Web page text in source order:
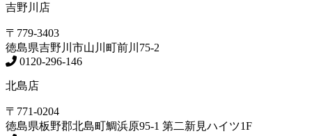
吉野川店
〒779-3403
徳島県吉野川市山川町前川75-2
0120-296-146
北島店
〒771-0204
徳島県板野郡北島町鯛浜原95-1 第二新見ハイツ1F